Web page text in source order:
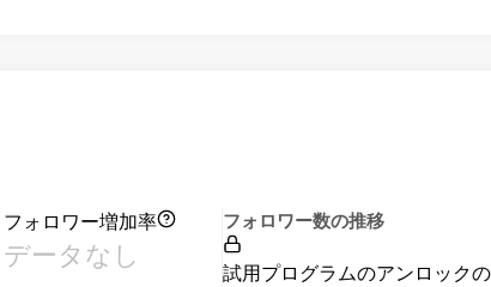
フォロワー増加率
データなし
フォロワー数の推移
試用プログラムのアンロックの